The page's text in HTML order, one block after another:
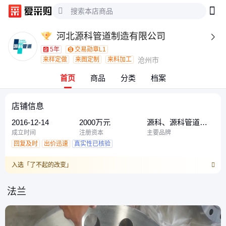
河北源科管道制造有限公司 
5年
交易勋章L1
来样定做
来图定制 来料加工 沧州市
首页 商品 分类 档案
店铺信息
2016-12-14
成立时间
2000万元
注册资本
源科、源科管道、
皓翔通管道
主要品牌
回复及时
出价迅速 真实性已核验
入选「了不起的改变」
法兰